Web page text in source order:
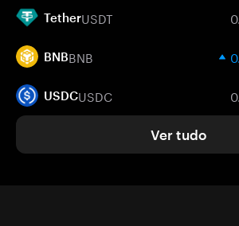
TetherUSDT
BNBBNB
USDCUSDC
Ver tudo